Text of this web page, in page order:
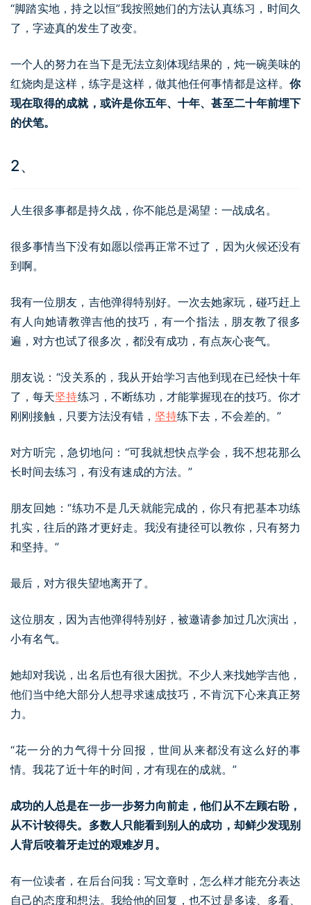
“脚踏实地，持之以恒”我按照她们的方法认真练习，时间久
了，字迹真的发生了改变。
一个人的努力在当下是无法立刻体现结果的，炖一碗美味的
红烧肉是这样，练字是这样，做其他任何事情都是这样。 你
现在取得的成就，或许是你五年、十年、甚至二十年前埋下
的伏笔。
2、
人生很多事都是持久战，你不能总是渴望：一战成名。
很多事情当下没有如愿以偿再正常不过了，因为火候还没有
到啊。
我有一位朋友，吉他弹得特别好。一次去她家玩，碰巧赶上
有人向她请教弹吉他的技巧，有一个指法，朋友教了很多
遍，对方也试了很多次，都没有成功，有点灰心丧气。
朋友说：“没关系的，我从开始学习吉他到现在已经快十年
了，每天坚持练习，不断练功，才能掌握现在的技巧。你才
刚刚接触，只要方法没有错， 坚持练下去，不会差的。”
对方听完，急切地问：“可我就想快点学会，我不想花那么
长时间去练习，有没有速成的方法。”
朋友回她：“练功不是几天就能完成的，你只有把基本功练
扎实，往后的路才更好走。我没有捷径可以教你，只有努力
和坚持。”
最后，对方很失望地离开了。
这位朋友，因为吉他弹得特别好，被邀请参加过几次演出，
小有名气。
她却对我说，出名后也有很大困扰。不少人来找她学吉他，
他们当中绝大部分人想寻求速成技巧，不肯沉下心来真正努
力。
“花一分的力气得十分回报，世间从来都没有这么好的事
情。我花了近十年的时间，才有现在的成就。”
成功的人总是在一步一步努力向前走，他们从不左顾右盼，
从不计较得失。多数人只能看到别人的成功，却鲜少发现别
人背后咬着牙走过的艰难岁月。
有一位读者，在后台问我：写文章时，怎么样才能充分表达
自己的态度和想法。我给他的回复，也不过是多读、多看、